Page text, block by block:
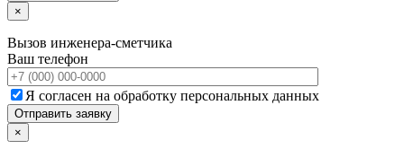
×
Вызов инженера-сметчика
Ваш телефон
Я согласен на обработку персональных данных
×